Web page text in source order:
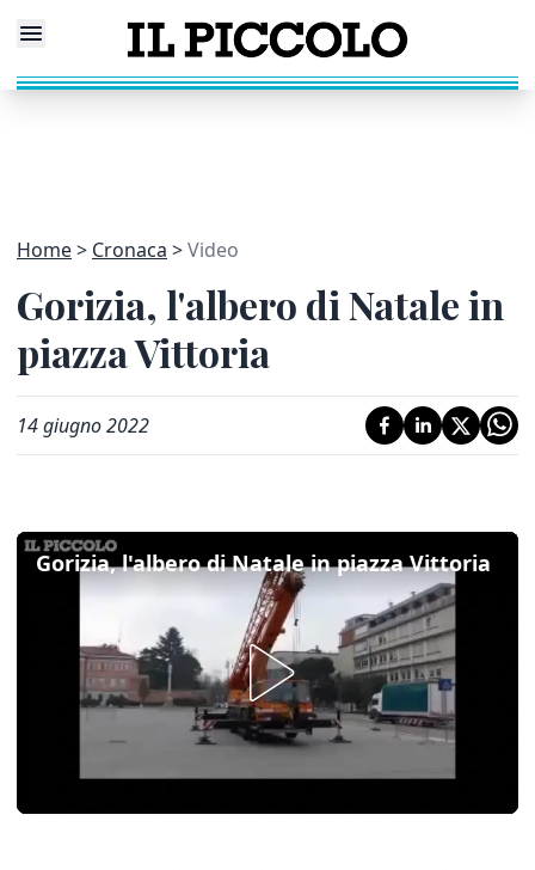
Home Cronaca Video
Gorizia, l'albero di Natale in
piazza Vittoria
14 giugno 2022
Gorizia, l'albero di Natale in piazza Vittoria